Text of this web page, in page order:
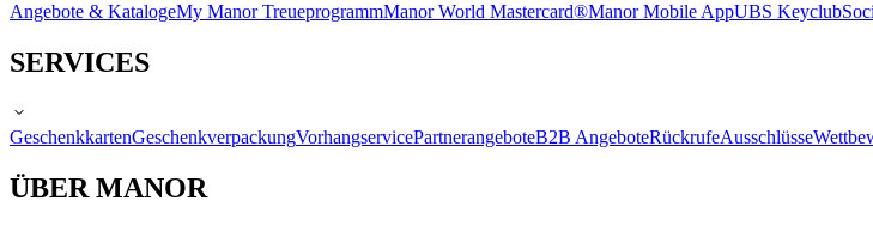
Angebote & KatalogeMy Manor TreueprogrammManor World Mastercard®Manor Mobile AppUBS Keyclub
SERVICES
GeschenkkartenGeschenkverpackungVorhangservicePartnerangeboteB2B AngeboteRückrufeAusschlüsse
ÜBER MANOR